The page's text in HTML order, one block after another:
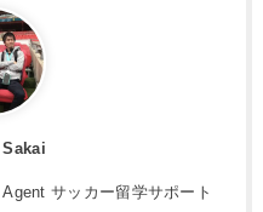
サッカー留学サポート